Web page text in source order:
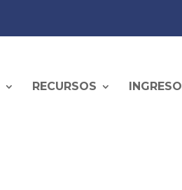
RECURSOS INGRESO